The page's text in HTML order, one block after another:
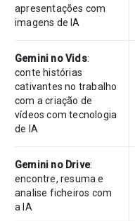
apresentações com
imagens de IA
Gemini no Vids:
conte histórias
cativantes no trabalho
com a criação de
vídeos com tecnologia
de IA
Gemini no Drive:
encontre, resuma e
analise ficheiros com
a IA